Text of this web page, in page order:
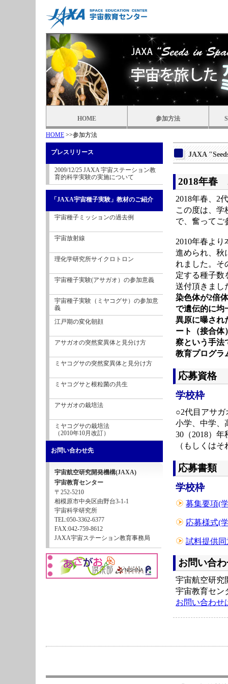
HOME 参加方法
HOME >>参加方法
プレスリリース
2009/12/25 JAXA 宇宙ステーション教
育的科学実験の実施について
「JAXA宇宙種子実験」教材のご紹介
宇宙種子ミッションの過去例
宇宙放射線
理化学研究所サイクロトロン
宇宙種子実験(アサガオ）の参加意義
宇宙種子実験（ミヤコグサ）の参加意
義
江戸期の変化朝顔
アサガオの突然変異体と見分け方
ミヤコグサの突然変異体と見分け方
ミヤコグサと根粒菌の共生
アサガオの栽培法
ミヤコグサの栽培法
（2010年10月改訂）
お問い合わせ先
宇宙航空研究開発機構(JAXA)
宇宙教育センター
〒252-5210
相模原市中央区由野台3-1-1
宇宙科学研究所
TEL:050-3362-6377
FAX:042-759-8612
JAXA宇宙ステーション教育事務局
JAXA
2018年春
2018年春、2
この度は、学
で、奮ってご
2010年春よ
進められ、秋
れました。そ
定する種子数
送付頂きまし
染色体が2倍
で遺伝的に
異原に曝され
ート（接合体
察という手法
教育プログラ
応募資格
学校枠
○2代目アサ
小学、中学、
30（2018）
（もしくは
応募書類
学校枠
募集要項(
応募様式(
試料提供
お問い合
宇宙航空研究
宇宙教育セン
お問い合わせ